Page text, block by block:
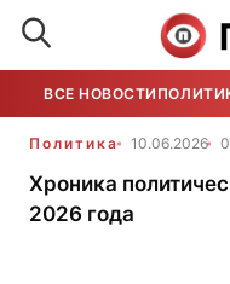
ВСЕ НОВОСТИ
Политика 10.06.2026
Хроника
2026 года